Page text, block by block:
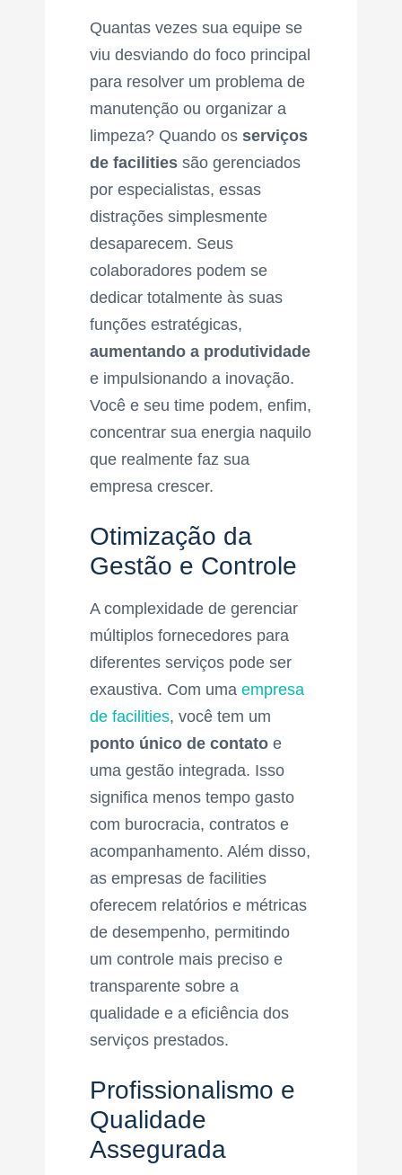
Quantas vezes sua equipe se
viu desviando do foco principal
para resolver um problema de
manutenção ou organizar a
limpeza? Quando os serviços
de facilities são gerenciados
por especialistas, essas
distrações simplesmente
desaparecem. Seus
colaboradores podem se
dedicar totalmente às suas
funções estratégicas,
aumentando a produtividade
e impulsionando a inovação.
Você e seu time podem, enfim,
concentrar sua energia naquilo
que realmente faz sua
empresa crescer.
Otimização da
Gestão e Controle
A complexidade de gerenciar
múltiplos fornecedores para
diferentes serviços pode ser
exaustiva. Com uma empresa
de facilities, você tem um
ponto único de contato e
uma gestão integrada. Isso
significa menos tempo gasto
com burocracia, contratos e
acompanhamento. Além disso,
as empresas de facilities
oferecem relatórios e métricas
de desempenho, permitindo
um controle mais preciso e
transparente sobre a
qualidade e a eficiência dos
serviços prestados.
Profissionalismo e
Qualidade
Assegurada